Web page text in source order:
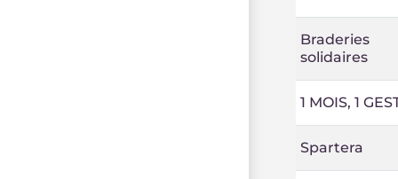
Braderies
solidaires
1 MOIS, 1
Spartera